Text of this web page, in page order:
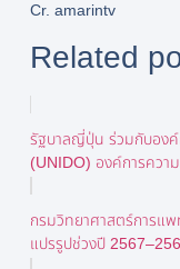
Cr. amarintv
Related
รัฐบาลญี่ปุ่น ร่วมกับอง
(UNIDO) องค์การความ
กรมวิทยาศาสตร์การแพ
แปรรูปช่วงปี